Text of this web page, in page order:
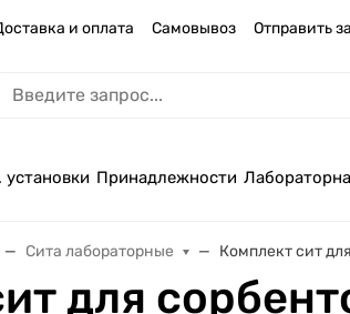
и оплата Самовывоз Отправить
установки Принадлежности
Сита лабораторные Комплект сит
для